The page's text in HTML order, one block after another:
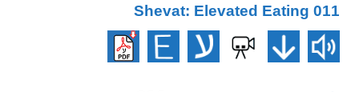
011 Shevat: Elevated Eating